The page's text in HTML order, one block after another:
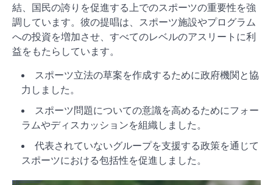
結、国民の誇りを促進する上でのスポーツの重要性を強
調しています。彼の提唱は、スポーツ施設やプログラム
への投資を増加させ、すべてのレベルのアスリートに利
益をもたらしています。
スポーツ立法の草案を作成するために政府機関と協
力しました。
スポーツ問題についての意識を高めるためにフォー
ラムやディスカッションを組織しました。
代表されていないグループを支援する政策を通じて
スポーツにおける包括性を促進しました。